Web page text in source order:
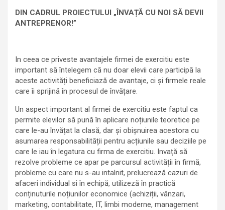
DIN CADRUL PROIECTULUI „ÎNVAȚĂ CU NOI SĂ DEVII
ANTREPRENOR!”
In ceea ce priveste avantajele firmei de exercitiu este
important să întelegem că nu doar elevii care participă la
aceste activități beneficiază de avantaje, ci și firmele reale
care îi sprijină în procesul de învățare.
Un aspect important al firmei de exercitiu este faptul ca
permite elevilor să pună în aplicare noțiunile teoretice pe
care le-au învățat la clasă, dar și obișnuirea acestora cu
asumarea responsabilității pentru acțiunile sau deciziile pe
care le iau în legatura cu firma de exercitiu. Invață să
rezolve probleme ce apar pe parcursul activității în firmă,
probleme cu care nu s-au intalnit, prelucrează cazuri de
afaceri individual si în echipă, utilizeză în practică
conținuturile noțiunilor economice (achiziții, vânzari,
marketing, contabilitate, IT, limbi moderne, management